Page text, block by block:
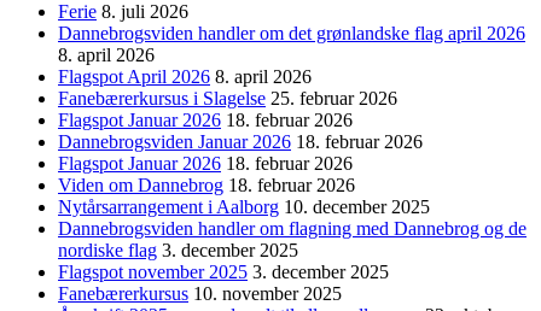
Ferie 8. juli 2026
Dannebrogsviden handler om det grønlandske flag april 2026
8. april 2026
Flagspot April 2026 8. april 2026
Fanebærerkursus i Slagelse 25. februar 2026
Flagspot Januar 2026 18. februar 2026
Dannebrogsviden Januar 2026 18. februar 2026
Flagspot Januar 2026 18. februar 2026
Viden om Dannebrog 18. februar 2026
Nytårsarrangement i Aalborg 10. december 2025
Dannebrogsviden handler om flagning med Dannebrog og de
nordiske flag 3. december 2025
Flagspot november 2025 3. december 2025
Fanebærerkursus 10. november 2025